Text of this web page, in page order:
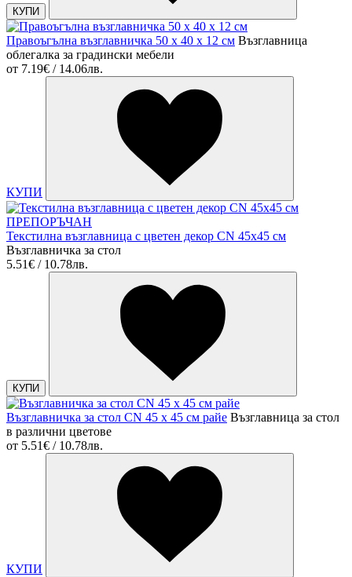
КУПИ
Правоъгълна възглавничка 50 х 40 х 12 см Възглавница
облегалка за градински мебели
от 7.19€ / 14.06лв.
КУПИ
ПРЕПОРЪЧАН
Текстилна възглавница с цветен декор CN 45х45 см
Възглавничка за стол
5.51€ / 10.78лв.
КУПИ
Възглавничка за стол CN 45 x 45 см райе Възглавница за стол
в различни цветове
от 5.51€ / 10.78лв.
КУПИ